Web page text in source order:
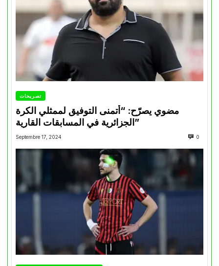
تصريحات
مضوي يصرّح: “أتمنى التوفيق لممثلي الكرة
الجزائرية في المسابقات القارية”
Septembre 17, 2024 0